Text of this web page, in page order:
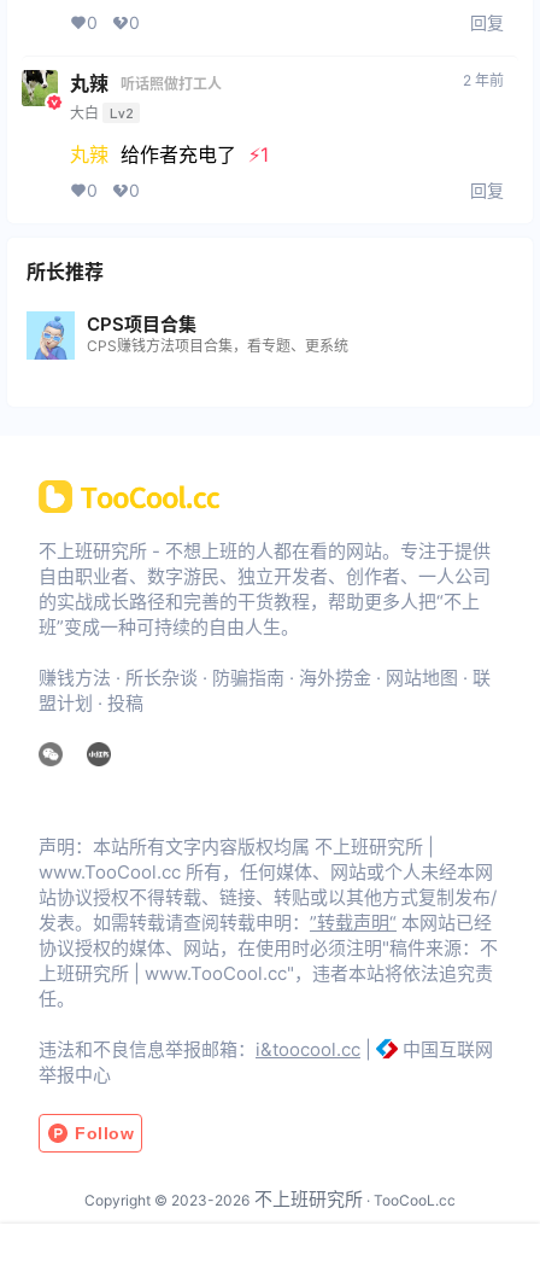
0 0 回复
丸辣
听话照做打工人
大白
Lv2
2 年前
丸辣 给作者充电了 ⚡️1
0 0 回复
所长推荐
CPS项目合集
CPS赚钱方法项目合集，看专题、更系统
不上班研究所 - 不想上班的人都在看的网站。专注于提供
自由职业者、数字游民、独立开发者、创作者、一人公司
的实战成长路径和完善的干货教程，帮助更多人把“不上
班”变成一种可持续的自由人生。
赚钱方法 · 所长杂谈 · 防骗指南 · 海外捞金 · 网站地图 · 联
盟计划 · 投稿
声明：本站所有文字内容版权均属 不上班研究所 |
www.TooCool.cc 所有，任何媒体、网站或个人未经本网
站协议授权不得转载、链接、转贴或以其他方式复制发布/
发表。如需转载请查阅转载申明： ”转载声明“ 本网站已经
协议授权的媒体、网站，在使用时必须注明"稿件来源：不
上班研究所 | www.TooCool.cc"，违者本站将依法追究责
任。
违法和不良信息举报邮箱： i&toocool.cc
中国互联网
举报中心
Copyright © 2023-2026 不上班研究所 · TooCooL.cc